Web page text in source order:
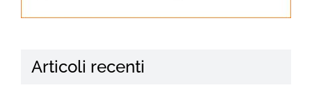
Articoli recenti